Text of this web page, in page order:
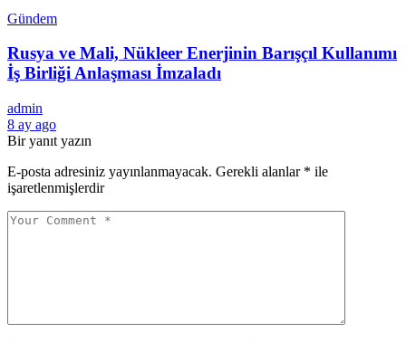
Gündem
Rusya ve Mali, Nükleer Enerjinin Barışçıl Kullanımı
İş Birliği Anlaşması İmzaladı
admin
8 ay ago
Bir yanıt yazın
E-posta adresiniz yayınlanmayacak. Gerekli alanlar * ile
işaretlenmişlerdir